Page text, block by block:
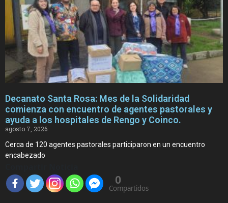
Decanato Santa Rosa: Mes de la Solidaridad
comienza con encuentro de agentes pastorales y
ayuda a los hospitales de Rengo y Coinco.
agosto 7, 2026
Cerca de 120 agentes pastorales participaron en un encuentro
encabezado
0
Compartidos